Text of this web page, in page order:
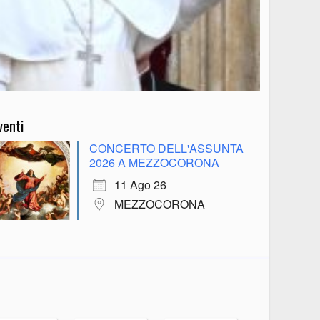
CONCERTO DELL'ASSUNTA
2026 A MEZZOCORONA
11 Ago 26
MEZZOCORONA